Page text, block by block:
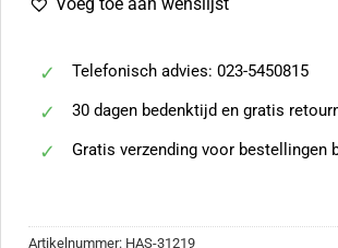
Telefonisch advies: 023-5450815
30 dagen bedenktijd en gratis
Gratis verzending voor bestellingen
Artikelnummer: HAS-31219